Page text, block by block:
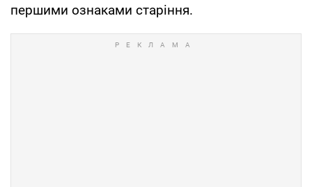
першими ознаками старіння.